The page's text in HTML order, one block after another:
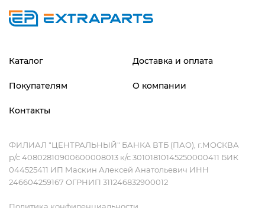
Каталог Доставка и оплата
Покупателям О компании
Контакты
ФИЛИАЛ "ЦЕНТРАЛЬНЫЙ" БАНКА ВТБ (ПАО), г.МОСКВА
р/с 40802810900600008013 к/с 30101810145250000411 БИК
044525411 ИП Маскин Алексей Анатольевич ИНН
246604259167 ОГРНИП 311246832900012